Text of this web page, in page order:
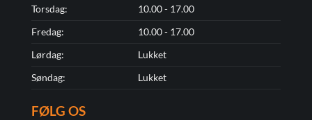
Torsdag:
10.00 - 17.00
Fredag:
10.00 - 17.00
Lørdag:
Lukket
Søndag:
Lukket
FØLG OS